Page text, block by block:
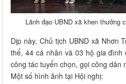
Lãnh đạo UBND xã khen thưởng
Dịp này, Chủ tịch UBND xã Nhơn
thể, 44 cá nhân và 03 hộ gia
công tác tuyển chọn, gọi công dân
Một số hình ảnh tại Hội nghị: